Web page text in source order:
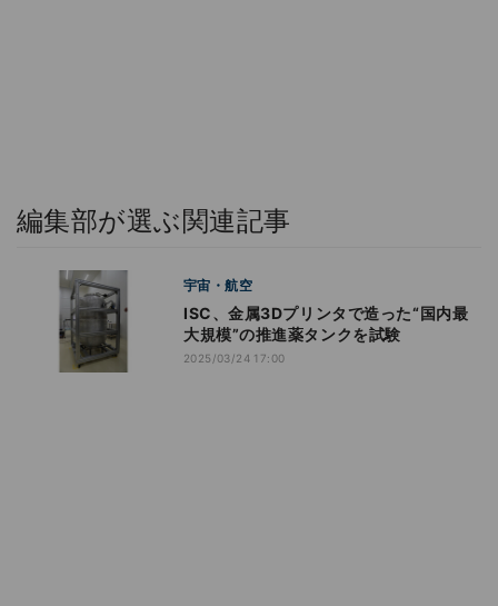
編集部が選ぶ関連記事
宇宙・航空
ISC、金属3Dプリンタで造った“国内最
大規模”の推進薬タンクを試験
2025/03/24 17:00